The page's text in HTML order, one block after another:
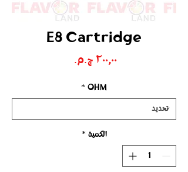
E8 Cartridge
OHM
*
الكمية *